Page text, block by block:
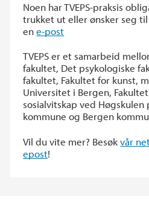
Noen har TVEPS-praksis
trukket ut eller ønsker seg til
ene-post
TVEPS er et samarbeid
fakultet, Det psykologiske
fakultet, Fakultet for kunst,
Universitet i Bergen,
sosialvitskap ved Høgskulen
kommune og Bergen
Vil du vite mer? Besøkvår
epost!